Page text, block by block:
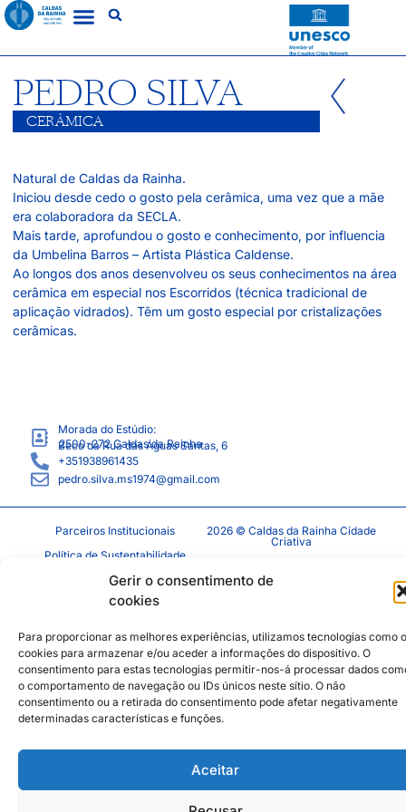
Gerir o consentimento de
cookies
Para proporcionar as melhores experiências, utilizamos tecnologias como
cookies para armazenar e/ou aceder a informações do dispositivo. O
consentimento para estas tecnologias permitir-nos-á processar dados
o comportamento de navegação ou IDs únicos neste sítio. O não
consentimento ou a retirada do consentimento pode afetar negativamente
determinadas características e funções.
Aceitar
PEDRO SILVA
CERÂMICA
Natural de Caldas da Rainha.
Iniciou desde cedo o gosto pela cerâmica, uma vez que a mãe
era colaboradora da SECLA.
Mais tarde, aprofundou o gosto e conhecimento, por influencia
da Umbelina Barros – Artista Plástica Caldense.
Ao longos dos anos desenvolveu os seus conhecimentos na área
cerâmica em especial nos Escorridos (técnica tradicional de
aplicação vidrados). Têm um gosto especial por cristalizações
cerâmicas.
Morada do Estúdio:
Beco da Rua das Águas Santas, 6
2500-272 Caldas da Rainha
+351938961435
pedro.silva.ms1974@gmail.com
Parceiros Institucionais
Política de Sustentabilidade
Aviso Legal
Política de Privacidade
2026 © Caldas da Rainha Cidade
Criativa